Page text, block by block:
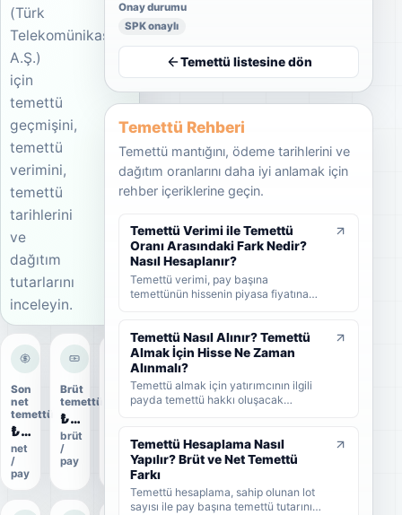
(Türk
Telekomünikasyon
A.Ş.)
için
temettü
geçmişini,
temettü
verimini,
temettü
tarihlerini
ve
dağıtım
tutarlarını
inceleyin.
Son
net
temettü
₺1,274
net
/
pay
Brüt
temettü
₺1,42
brüt
/
pay
Dağıtım
oranı
oranı
Onay durumu
SPK onaylı
Temettü listesine dön
Temettü Rehberi
Temettü mantığını, ödeme tarihlerini ve
dağıtım oranlarını daha iyi anlamak için
rehber içeriklerine geçin.
Temettü Verimi ile Temettü
Oranı Arasındaki Fark Nedir?
Nasıl Hesaplanır?
Temettü verimi, pay başına
temettünün hissenin piyasa fiyatına
dağıtıldığını gösterir. KAP'ta görülen
kâr payı oranı ise çoğunlukla 1 TL
nominal değere göre hesaplanan ayrı
bir yüzdedir. Bu rehberde temettü
verimi, dağıtım oranı ve KAP temettü
oranı arasındaki farkları formüller ve
Temettü Nasıl Alınır? Temettü
Almak İçin Hisse Ne Zaman
Alınmalı?
Temettü almak için yatırımcının ilgili
payda temettü hakkı oluşacak
alındığını, hak kullanım tarihi, kayıt
tarihi ve ödeme tarihi arasındaki farkı
ve yatırımcıların nelere dikkat etmesi
gerektiğini sade şekilde bulabilirsiniz.
Temettü Hesaplama Nasıl
Yapılır? Brüt ve Net Temettü
Farkı
Temettü hesaplama, sahip olunan lot
sayısı ile pay başına temettü tutarının